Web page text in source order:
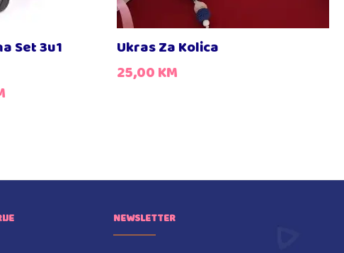
Set 3u1
Ukras Za Kolica
25,00KM
NEWSLETTER